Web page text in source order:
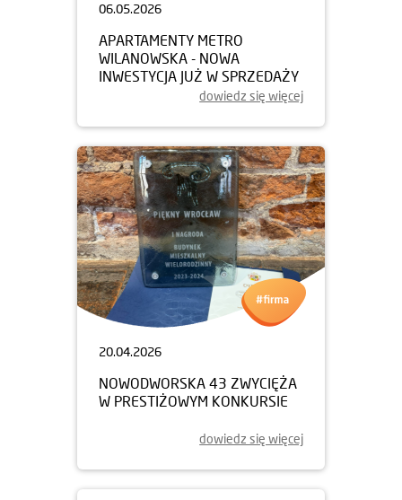
06.05.2026
APARTAMENTY METRO
WILANOWSKA - NOWA
INWESTYCJA JUŻ W SPRZEDAŻY
dowiedz się więcej
20.04.2026
NOWODWORSKA 43 ZWYCIĘŻA
W PRESTIŻOWYM KONKURSIE
dowiedz się więcej